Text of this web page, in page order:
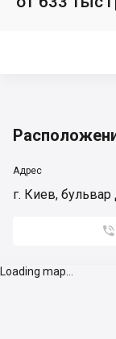
Адрес
г. Киев,

Loading map...